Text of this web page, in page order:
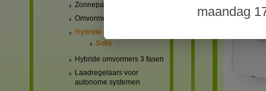
Zonnepanelen
Omvormers netgekoppeld
Hybride omvormers 1 fase
Solis
Hybride omvormers 3 fasen
Laadregelaars voor
autonome systemen
maandag